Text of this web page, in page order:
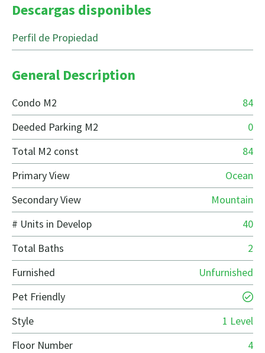
Descargas disponibles
Perfil de Propiedad
General Description
Condo M2
84
Deeded Parking M2
0
Total M2 const
84
Primary View
Ocean
Secondary View
Mountain
# Units in Develop
40
Total Baths
2
Furnished
Unfurnished
Pet Friendly
Style
1 Level
Floor Number
4